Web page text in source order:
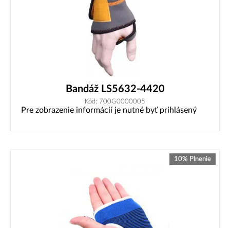
Bandáž LS5632-4420
Kód: 700G0000005
Pre zobrazenie informácií je nutné byť prihlásený
10% Plnenie